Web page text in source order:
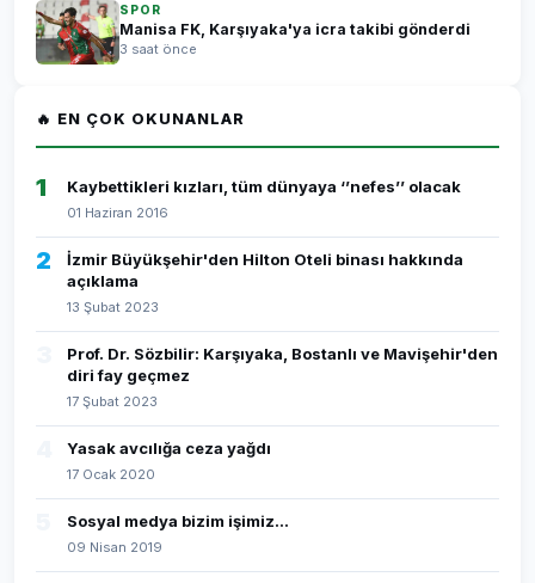
SPOR
Manisa FK, Karşıyaka'ya icra takibi gönderdi
3 saat önce
🔥 EN ÇOK OKUNANLAR
1 Kaybettikleri kızları, tüm dünyaya ‘’nefes’’ olacak
01 Haziran 2016
2
İzmir Büyükşehir'den Hilton Oteli binası hakkında
açıklama
13 Şubat 2023
Prof. Dr. Sözbilir: Karşıyaka, Bostanlı ve Mavişehir'den
diri fay geçmez
17 Şubat 2023
Yasak avcılığa ceza yağdı
17 Ocak 2020
Sosyal medya bizim işimiz...
09 Nisan 2019